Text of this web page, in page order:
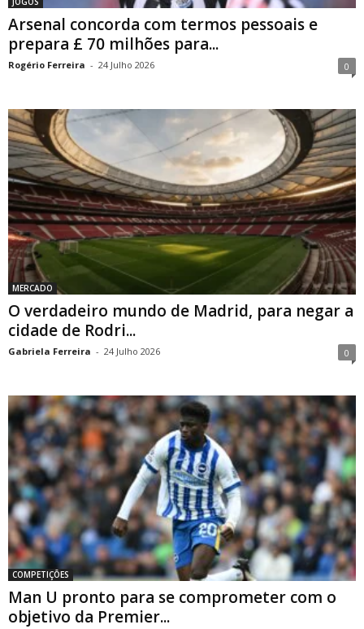
Arsenal concorda com termos pessoais e
prepara £ 70 milhões para...
Rogério Ferreira - 24 Julho 2026 0
MERCADO
O verdadeiro mundo de Madrid, para negar a
cidade de Rodri...
Gabriela Ferreira - 24 Julho 2026 0
COMPETIÇÕES
Man U pronto para se comprometer com o
objetivo da Premier...